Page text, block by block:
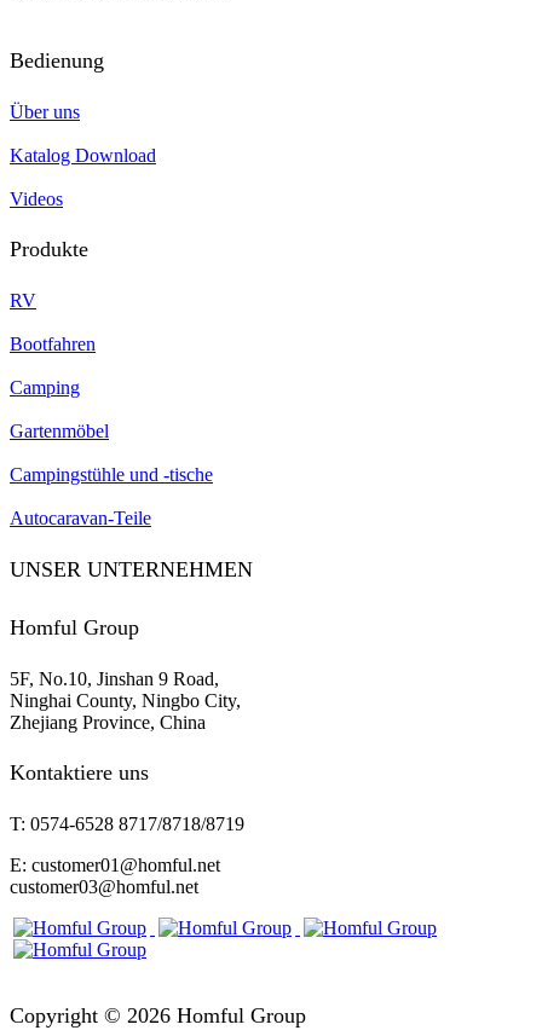
Bedienung
Über uns
Katalog Download
Videos
Produkte
RV
Bootfahren
Camping
Gartenmöbel
Campingstühle und -tische
Autocaravan-Teile
UNSER UNTERNEHMEN
Homful Group
5F, No.10, Jinshan 9 Road,
Ninghai County, Ningbo City,
Zhejiang Province, China
Kontaktiere uns
T: 0574-6528 8717/8718/8719
E: customer01@homful.net
customer03@homful.net
Copyright © 2026 Homful Group